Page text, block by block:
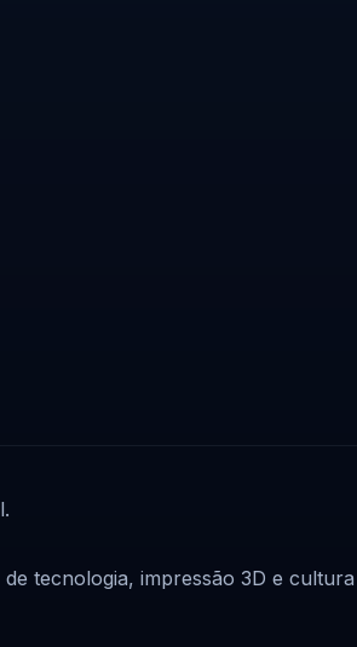
tecnologia, impressão 3D e cultura